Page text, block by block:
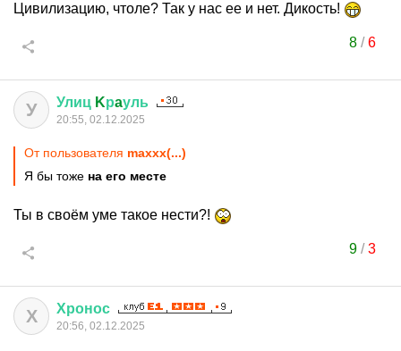
Цивилизацию, чтоле? Так у нас ее и нет. Дикость!
8/6
У Улиц Kрaуль
20:55, 02.12.2025
От пользователя maxxx(...)
Я бы тоже на его месте
Ты в своём уме такое нести?!
9/3
Х Хронос
20:56, 02.12.2025